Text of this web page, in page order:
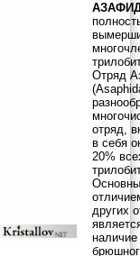
Отряд
отряд,
в себя
20%
других